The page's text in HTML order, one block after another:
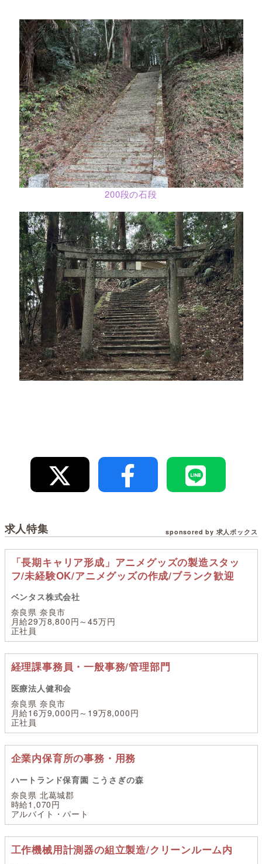
200段の石段
求人特集 sponsored by 求人ボックス
「長期キャリア形成」アニメグッズの製造スタッ
フ/未経験OK/アニメグッズの作成/ブランク歓迎
ベンタス株式会社
奈良県 奈良市
月給29万8,800円～45万円
正社員
経理課事務員・一般事務/管理部門
医療法人健和会
奈良県 奈良市
月給16万9,000円～19万8,000円
正社員
企業内保育所の事務・用務
ハートランド保育園 こうさぎの森
奈良県 北葛城郡
時給1,070円
アルバイト・パート
工作機械用計測器の組立製造/クリーンルーム内